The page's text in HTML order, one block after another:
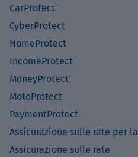
CarProtect
CyberProtect
HomeProtect
IncomeProtect
MoneyProtect
MotoProtect
PaymentProtect
Assicurazione sulle rate per
Assicurazione sulle rate